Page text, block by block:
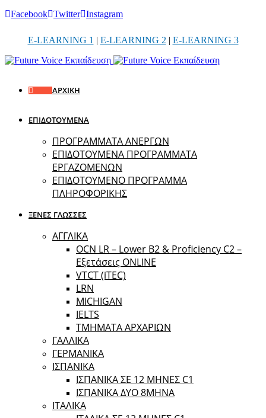
Facebook Twitter Instagram
E-LEARNING 1 | E-LEARNING 2 | E-LEARNING 3
ΑΡΧΙΚΗ
ΕΠΙΔΟΤΟΥΜΕΝΑ
ΠΡΟΓΡΑΜΜΑΤΑ ΑΝΕΡΓΩΝ
ΕΠΙΔΟΤΟΥΜΕΝΑ ΠΡΟΓΡΑΜΜΑΤΑ
ΕΡΓΑΖΟΜΕΝΩΝ
ΕΠΙΔΟΤΟΥΜΕΝΟ ΠΡΟΓΡΑΜΜΑ
ΠΛΗΡΟΦΟΡΙΚΗΣ
ΞΕΝΕΣ ΓΛΩΣΣΕΣ
ΑΓΓΛΙΚΑ
OCN LR – Lower B2 & Proficiency C2 –
Εξετάσεις ONLINE
VTCT (iTEC)
LRN
MICHIGAN
IELTS
ΤΜΗΜΑΤΑ ΑΡΧΑΡΙΩΝ
ΓΑΛΛΙΚΑ
ΓΕΡΜΑΝΙΚΑ
ΙΣΠΑΝΙΚΑ
ΙΣΠΑΝΙΚΑ ΣΕ 12 ΜΗΝΕΣ C1
ΙΣΠΑΝΙΚΑ ΔΥΟ 8ΜΗΝΑ
ΙΤΑΛΙΚΑ